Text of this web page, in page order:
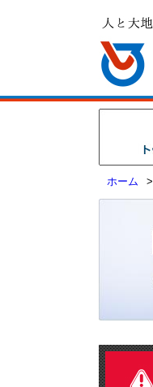
ホーム >